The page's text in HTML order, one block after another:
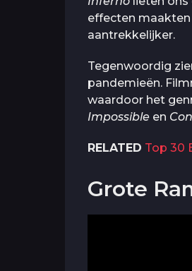
effecten maakten
aantrekkelijker.
Tegenwoordig
pandemieën.
waardoor het
Impossible en
RELATED Top 30
Grote